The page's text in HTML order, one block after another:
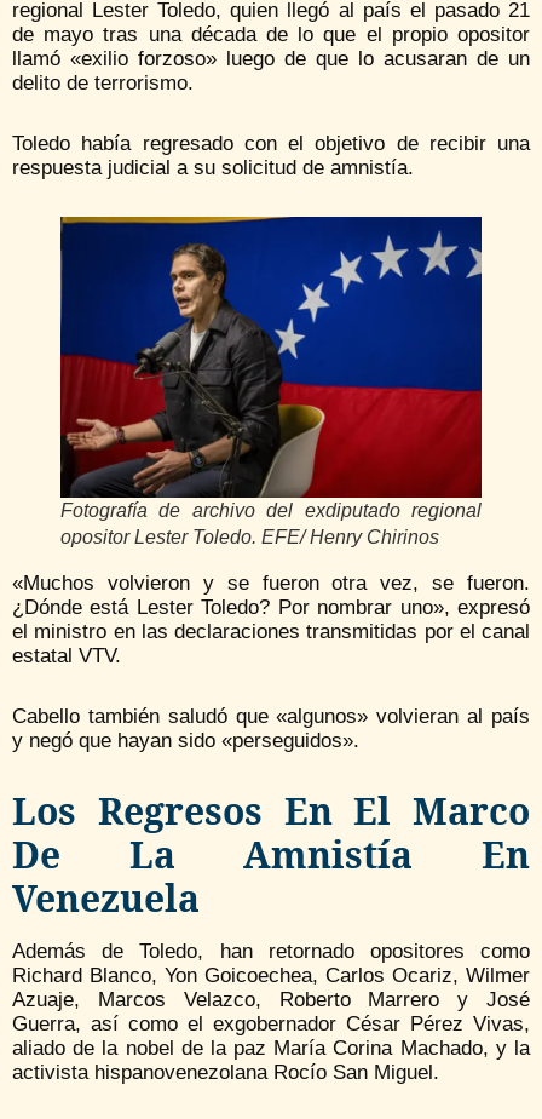
regional Lester Toledo, quien llegó al país el pasado 21
de mayo tras una década de lo que el propio opositor
llamó «exilio forzoso» luego de que lo acusaran de un
delito de terrorismo.
Toledo había regresado con el objetivo de recibir una
respuesta judicial a su solicitud de amnistía.
Fotografía de archivo del exdiputado regional
opositor Lester Toledo. EFE/ Henry Chirinos
«Muchos volvieron y se fueron otra vez, se fueron.
¿Dónde está Lester Toledo? Por nombrar uno», expresó
el ministro en las declaraciones transmitidas por el canal
estatal VTV.
Cabello también saludó que «algunos» volvieran al país
y negó que hayan sido «perseguidos».
Los Regresos En El Marco
De La Amnistía En
Venezuela
Además de Toledo, han retornado opositores como
Richard Blanco, Yon Goicoechea, Carlos Ocariz, Wilmer
Azuaje, Marcos Velazco, Roberto Marrero y José
Guerra, así como el exgobernador César Pérez Vivas,
aliado de la nobel de la paz María Corina Machado, y la
activista hispanovenezolana Rocío San Miguel.